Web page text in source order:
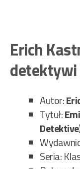
Erich
Autor:
Tytuł:
Seria: